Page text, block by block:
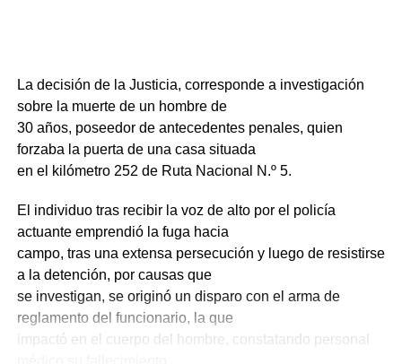
La decisión de la Justicia, corresponde a investigación
sobre la muerte de un hombre de
30 años, poseedor de antecedentes penales, quien
forzaba la puerta de una casa situada
en el kilómetro 252 de Ruta Nacional N.º 5.
El individuo tras recibir la voz de alto por el policía
actuante emprendió la fuga hacia
campo, tras una extensa persecución y luego de resistirse
a la detención, por causas que
se investigan, se originó un disparo con el arma de
reglamento del funcionario, la que
impactó en el cuerpo del hombre, constatando personal